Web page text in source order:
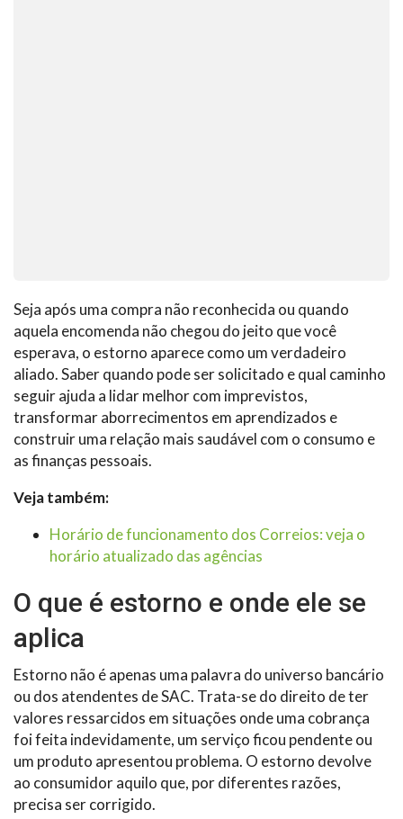
Seja após uma compra não reconhecida ou quando
aquela encomenda não chegou do jeito que você
esperava, o estorno aparece como um verdadeiro
aliado. Saber quando pode ser solicitado e qual caminho
seguir ajuda a lidar melhor com imprevistos,
transformar aborrecimentos em aprendizados e
construir uma relação mais saudável com o consumo e
as finanças pessoais.
Veja também:
Horário de funcionamento dos Correios: veja o
horário atualizado das agências
O que é estorno e onde ele se
aplica
Estorno não é apenas uma palavra do universo bancário
ou dos atendentes de SAC. Trata-se do direito de ter
valores ressarcidos em situações onde uma cobrança
foi feita indevidamente, um serviço ficou pendente ou
um produto apresentou problema. O estorno devolve
ao consumidor aquilo que, por diferentes razões,
precisa ser corrigido.